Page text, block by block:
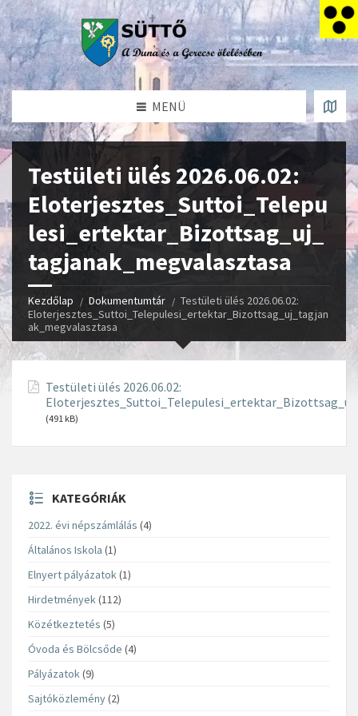
MENÜ
Testületi ülés 2026.06.02:
Eloterjesztes_Suttoi_Telepu
lesi_ertektar_Bizottsag_uj_
tagjanak_megvalasztasa
Kezdőlap Dokumentumtár
Testületi ülés 2026.06.02:
Eloterjesztes_Suttoi_Telepulesi_ertektar_Bizottsag_uj_tagjan
ak_megvalasztasa
Testületi ülés 2026.06.02:
(491 kB)
KATEGÓRIÁK
2022. évi népszámlálás (4)
Általános Iskola (1)
Elnyert pályázatok(1)
Hirdetmények(112)
Közétkeztetés (5)
Óvoda és Bölcsőde (4)
Pályázatok(9)
Sajtóközlemény(2)